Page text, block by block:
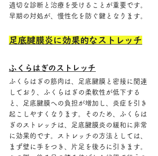
適切な診断と治療を受けることが重要です。
早期の対処が、慢性化を防ぐ鍵となります。
足底腱膜炎に効果的なストレッチ
ふくらはぎのストレッチ
ふくらはぎの筋肉は、足底腱膜と密接に関連
しており、ふくらはぎの柔軟性が低下する
と、足底腱膜への負担が増加し、炎症を引き
起こしやすくなります。そのため、ふくらは
ぎのストレッチは、足底腱膜炎の緩和に非常
に効果的です。ストレッチの方法としては、
まず壁に手をつき、片足を後ろに引きます。